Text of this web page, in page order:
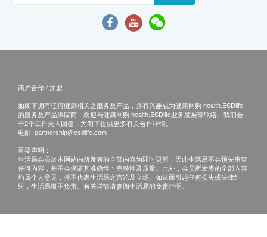
商户合作 / 加盟
如阁下拥有任何健康相关之服务及产品，并有兴趣成为健康网购 health.ESDlife
的服务及产品供应商，欢迎与健康网购 health.ESDlife业务发展部联络。我们会
于2个工作天内回覆，为阁下提供更多有关合作详情。
电邮: partnership@esdlife.com
重要声明：
生活易会员於本网站内所发表的全部内容为即时更新，因此生活易不会预先审查
任何内容，并不会保证其准确性丶完整性及质量。此外，会员所发表的全部内容
均属个人意见，并不代表生活易之言论及立场。如从而引起任何损失或法律纠
纷，生活易概不负责。有关详情请参阅生活易的免责声明。